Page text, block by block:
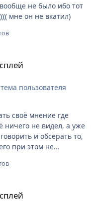
не было ибо тот
мне он не вкатил)
пользователя
своё мнение где
ничего не видел, а уже
и обсерать то,
при этом не
понимаю Тигра, но
концов у меня